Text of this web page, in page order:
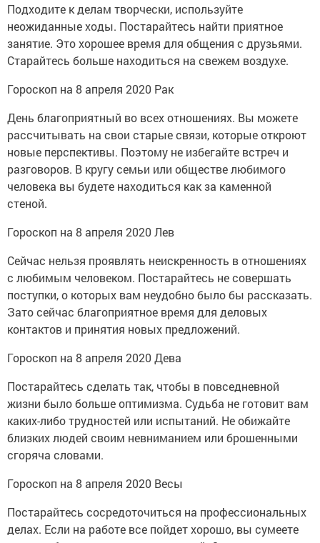
Подходите к делам творчески, используйте
неожиданные ходы. Постарайтесь найти приятное
занятие. Это хорошее время для общения с друзьями.
Старайтесь больше находиться на свежем воздухе.
Гороскоп на 8 апреля 2020 Рак
День благоприятный во всех отношениях. Вы можете
рассчитывать на свои старые связи, которые откроют
новые перспективы. Поэтому не избегайте встреч и
разговоров. В кругу семьи или обществе любимого
человека вы будете находиться как за каменной
стеной.
Гороскоп на 8 апреля 2020 Лев
Сейчас нельзя проявлять неискренность в отношениях
с любимым человеком. Постарайтесь не совершать
поступки, о которых вам неудобно было бы рассказать.
Зато сейчас благоприятное время для деловых
контактов и принятия новых предложений.
Гороскоп на 8 апреля 2020 Дева
Постарайтесь сделать так, чтобы в повседневной
жизни было больше оптимизма. Судьба не готовит вам
каких-либо трудностей или испытаний. Не обижайте
близких людей своим невниманием или брошенными
сгоряча словами.
Гороскоп на 8 апреля 2020 Весы
Постарайтесь сосредоточиться на профессиональных
делах. Если на работе все пойдет хорошо, вы сумеете